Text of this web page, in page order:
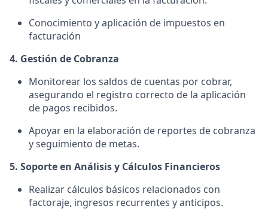
Conocimiento y aplicación de impuestos en
facturación
4. Gestión de Cobranza
Monitorear los saldos de cuentas por cobrar,
asegurando el registro correcto de la aplicación
de pagos recibidos.
Apoyar en la elaboración de reportes de cobranza
y seguimiento de metas.
5. Soporte en Análisis y Cálculos Financieros
Realizar cálculos básicos relacionados con
factoraje, ingresos recurrentes y anticipos.